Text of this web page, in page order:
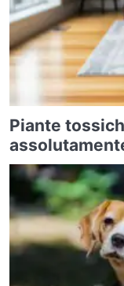
Piante